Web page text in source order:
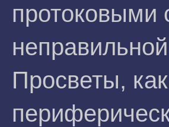
протоковыми
Просветы,